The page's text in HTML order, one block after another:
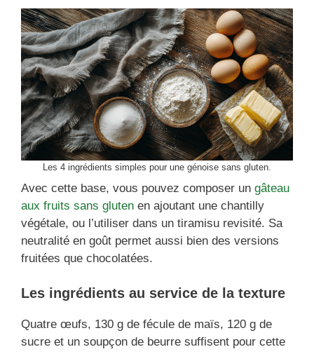
Les 4 ingrédients simples pour une génoise sans gluten.
Avec cette base, vous pouvez composer un gâteau
aux fruits sans gluten en ajoutant une chantilly
végétale, ou l’utiliser dans un tiramisu revisité. Sa
neutralité en goût permet aussi bien des versions
fruitées que chocolatées.
Les ingrédients au service de la texture
Quatre œufs, 130 g de fécule de maïs, 120 g de
sucre et un soupçon de beurre suffisent pour cette